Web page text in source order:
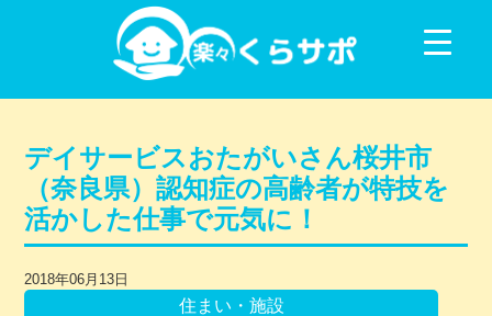
コンテンツに移動
デイサービスおたがいさん桜井市
（奈良県）認知症の高齢者が特技を
活かした仕事で元気に！
2018年06月13日
住まい・施設